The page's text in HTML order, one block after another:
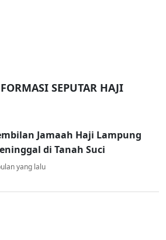
SEPUTAR HAJI
Jamaah Haji Lampung
di Tanah Suci
yang lalu